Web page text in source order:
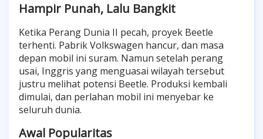
Hampir Punah, Lalu Bangkit
Ketika Perang Dunia II pecah, proyek Beetle
terhenti. Pabrik Volkswagen hancur, dan masa
depan mobil ini suram. Namun setelah perang
usai, Inggris yang menguasai wilayah tersebut
justru melihat potensi Beetle. Produksi kembali
dimulai, dan perlahan mobil ini menyebar ke
seluruh dunia.
Awal Popularitas